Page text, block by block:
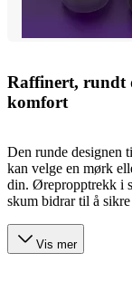
Raffinert, rundt
komfort
Den runde designen
kan velge en mørk
din. Ørepropptrekk i
skum bidrar til å
Vis mer